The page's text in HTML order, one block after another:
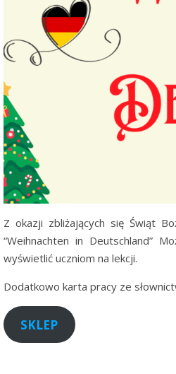
Z okazji zbliżających się Świąt
“Weihnachten in Deutschland”
wyświetlić uczniom na lekcji.
Dodatkowo karta pracy ze
SKLEP